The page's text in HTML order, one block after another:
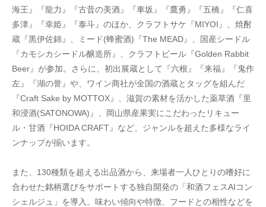
海王』『龍力』『古昔の美酒』『車坂』『鷹勇』『五橋』『仁喜
多津』『幸姫』『泰斗』のほか、クラフトサケ『MIYOI』、焼酎
蔵『黒伊佐錦』、ミード(蜂蜜酒)『The MEAD』、国産シードル
『カモシカシードル醸造所』、クラフトビール『Golden Rabbit
Beer』が参加。さらに、初出展蔵として『六根』『来福』『鬼作
左』『湖の誉』や、ワイン商社が全国の酒蔵とタッグを組んだ
『Craft Sake by MOTTOX』、滋賀の素材を活かした薬草酒『里
和浸酒(SATONOWA)』、岡山県産果実にこだわったリキュー
ル・甘酒『HOIDA CRAFT』など、ジャンルを超えた多様なライ
ンナップが揃います。
また、130種類を超える出品酒から、来場者一人ひとりの嗜好に
合わせた銘柄選びをサポートする独自開発の「和酒フェスAIコン
シェルジュ」を導入。味わい傾向や特徴、フードとの相性などを